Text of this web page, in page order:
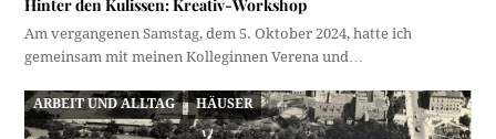
Hinter den Kulissen: Kreativ-Workshop
Am vergangenen Samstag, dem 5. Oktober 2024, hatte ich
gemeinsam mit meinen Kolleginnen Verena und…
ARBEIT UND ALLTAG HÄUSER